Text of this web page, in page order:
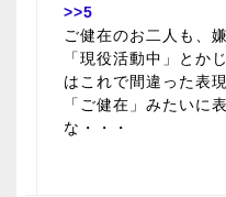
>>5
ご健在のお二人も、
「現役活動中」とか
はこれで間違った表
「ご健在」みたいに
な・・・